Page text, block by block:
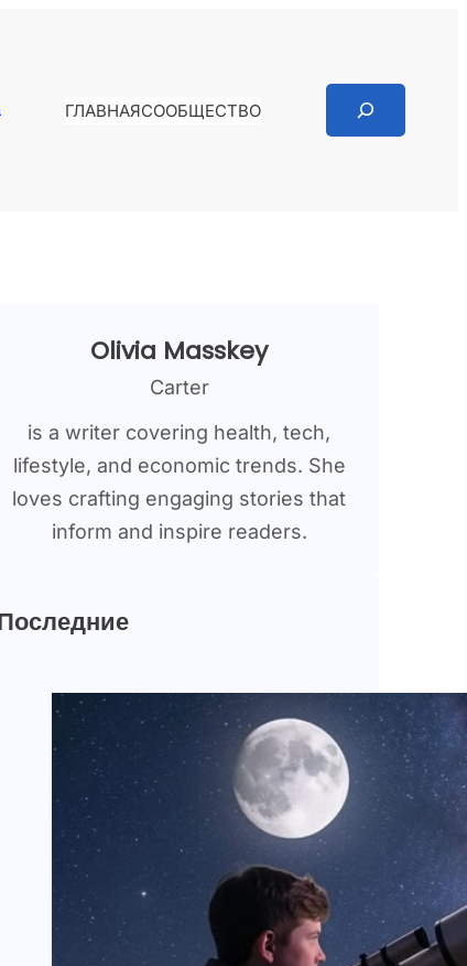
ГЛАВНАЯСООБЩЕСТВО
Search
Olivia Masskey
Carter
is a writer covering health, tech,
lifestyle, and economic trends. She
loves crafting engaging stories that
inform and inspire readers.